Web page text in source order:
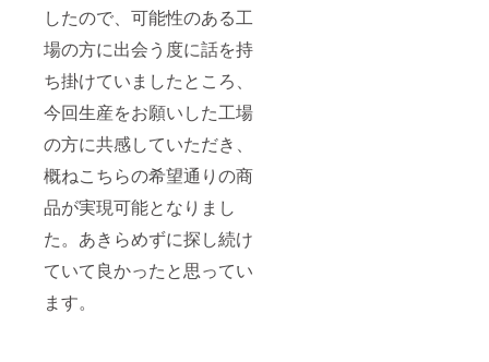
したので、可能性のある工
場の方に出会う度に話を持
ち掛けていましたところ、
今回生産をお願いした工場
の方に共感していただき、
概ねこちらの希望通りの商
品が実現可能となりまし
た。あきらめずに探し続け
ていて良かったと思ってい
ます。